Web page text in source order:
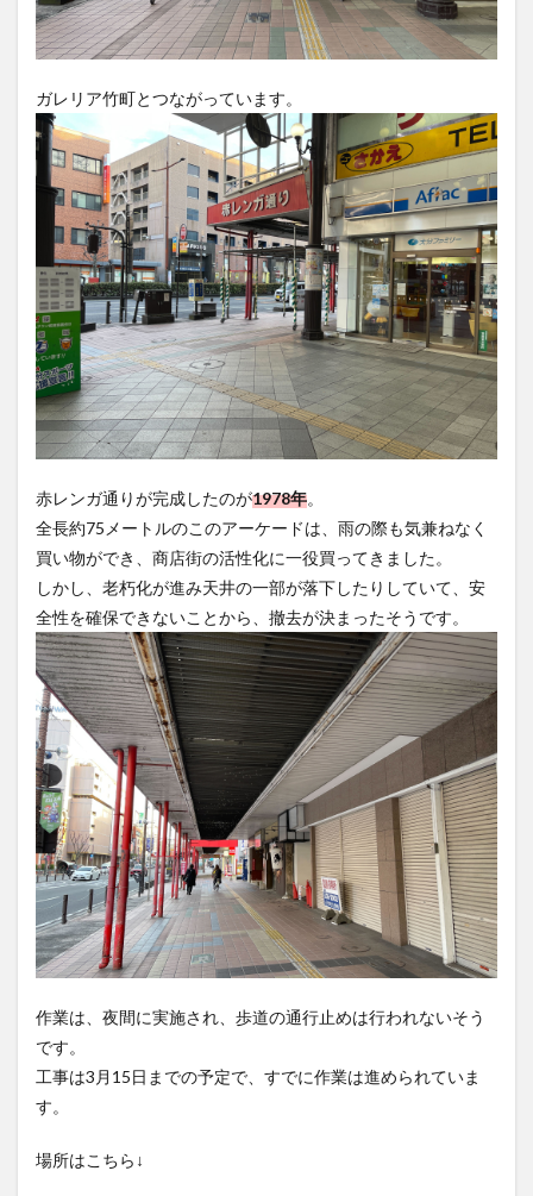
ガレリア竹町とつながっています。
赤レンガ通りが完成したのが1978年。
全長約75メートルのこのアーケードは、雨の際も気兼ねなく
買い物ができ、商店街の活性化に一役買ってきました。
しかし、老朽化が進み天井の一部が落下したりしていて、安
全性を確保できないことから、撤去が決まったそうです。
作業は、夜間に実施され、歩道の通行止めは行われないそう
です。
工事は3月15日までの予定で、すでに作業は進められていま
す。
場所はこちら↓
大分グルメ
大分スイーツ
大分ランチ
大分三好ヴァイセアドラー
大分市
大分市美術館
大神ファーム
大谷翔平選手
姫島村
子ども教室 子ども服
子育て
宇佐市
居酒屋 屋台
平和市民公園能楽堂
庄内町カフェ
府内 投票 挾間町
新幹線
新店
日出 日出町 日田市
昆虫食
明豊
書店 期間限定 本
杵築市
津久見市
海開き 温泉 湧水
湯布院
滝
漢方 炭火焼き 焼き菓子
犬
玖珠郡
由布市 由布院 甲子園
石仏
磨崖仏
祝祭の広場 神社 祭り
秋
自転車
芋
花 花火 茶碗蒸し 蕎麦
虹
衆議院選挙
複合公共施設 観光
観光スポット
話題
豊後大野 豊後大野市
豊後高田市
買い物
車 農業文化公園
道の駅
鉄道ジオラマ
閉店 閉院 開店
開店閉店
開店閉店まとめ
開院 韓国
韓国料理
音楽
飛行機 飲み物 高崎山
検索